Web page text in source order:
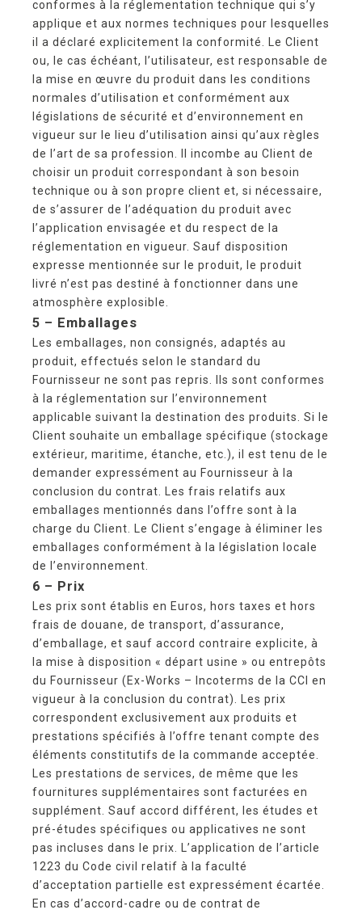
conformes à la réglementation technique qui s’y
applique et aux normes techniques pour lesquelles
il a déclaré explicitement la conformité. Le Client
ou, le cas échéant, l’utilisateur, est responsable de
la mise en œuvre du produit dans les conditions
normales d’utilisation et conformément aux
législations de sécurité et d’environnement en
vigueur sur le lieu d’utilisation ainsi qu’aux règles
de l’art de sa profession. Il incombe au Client de
choisir un produit correspondant à son besoin
technique ou à son propre client et, si nécessaire,
de s’assurer de l’adéquation du produit avec
l’application envisagée et du respect de la
réglementation en vigueur. Sauf disposition
expresse mentionnée sur le produit, le produit
livré n’est pas destiné à fonctionner dans une
atmosphère explosible.
5 – Emballages
Les emballages, non consignés, adaptés au
produit, effectués selon le standard du
Fournisseur ne sont pas repris. Ils sont conformes
à la réglementation sur l’environnement
applicable suivant la destination des produits. Si le
Client souhaite un emballage spécifique (stockage
extérieur, maritime, étanche, etc.), il est tenu de le
demander expressément au Fournisseur à la
conclusion du contrat. Les frais relatifs aux
emballages mentionnés dans l’offre sont à la
charge du Client. Le Client s’engage à éliminer les
emballages conformément à la législation locale
de l’environnement.
6 – Prix
Les prix sont établis en Euros, hors taxes et hors
frais de douane, de transport, d’assurance,
d’emballage, et sauf accord contraire explicite, à
la mise à disposition « départ usine » ou entrepôts
du Fournisseur (Ex-Works – Incoterms de la CCI en
vigueur à la conclusion du contrat). Les prix
correspondent exclusivement aux produits et
prestations spécifiés à l’offre tenant compte des
éléments constitutifs de la commande acceptée.
Les prestations de services, de même que les
fournitures supplémentaires sont facturées en
supplément. Sauf accord différent, les études et
pré-études spécifiques ou applicatives ne sont
pas incluses dans le prix. L’application de l’article
1223 du Code civil relatif à la faculté
d’acceptation partielle est expressément écartée.
En cas d’accord-cadre ou de contrat de